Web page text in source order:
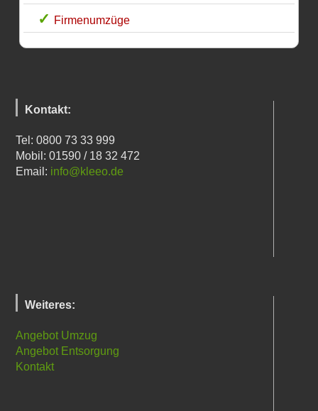
Firmenumzüge
Kontakt:
Tel: 0800 73 33 999
Mobil: 01590 / 18 32 472
Email: info@kleeo.de
Weiteres:
Angebot Umzug
Angebot Entsorgung
Kontakt